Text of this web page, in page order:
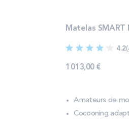
Matelas SMART
4.2
1 013,00 €
Amateurs de
Cocooning